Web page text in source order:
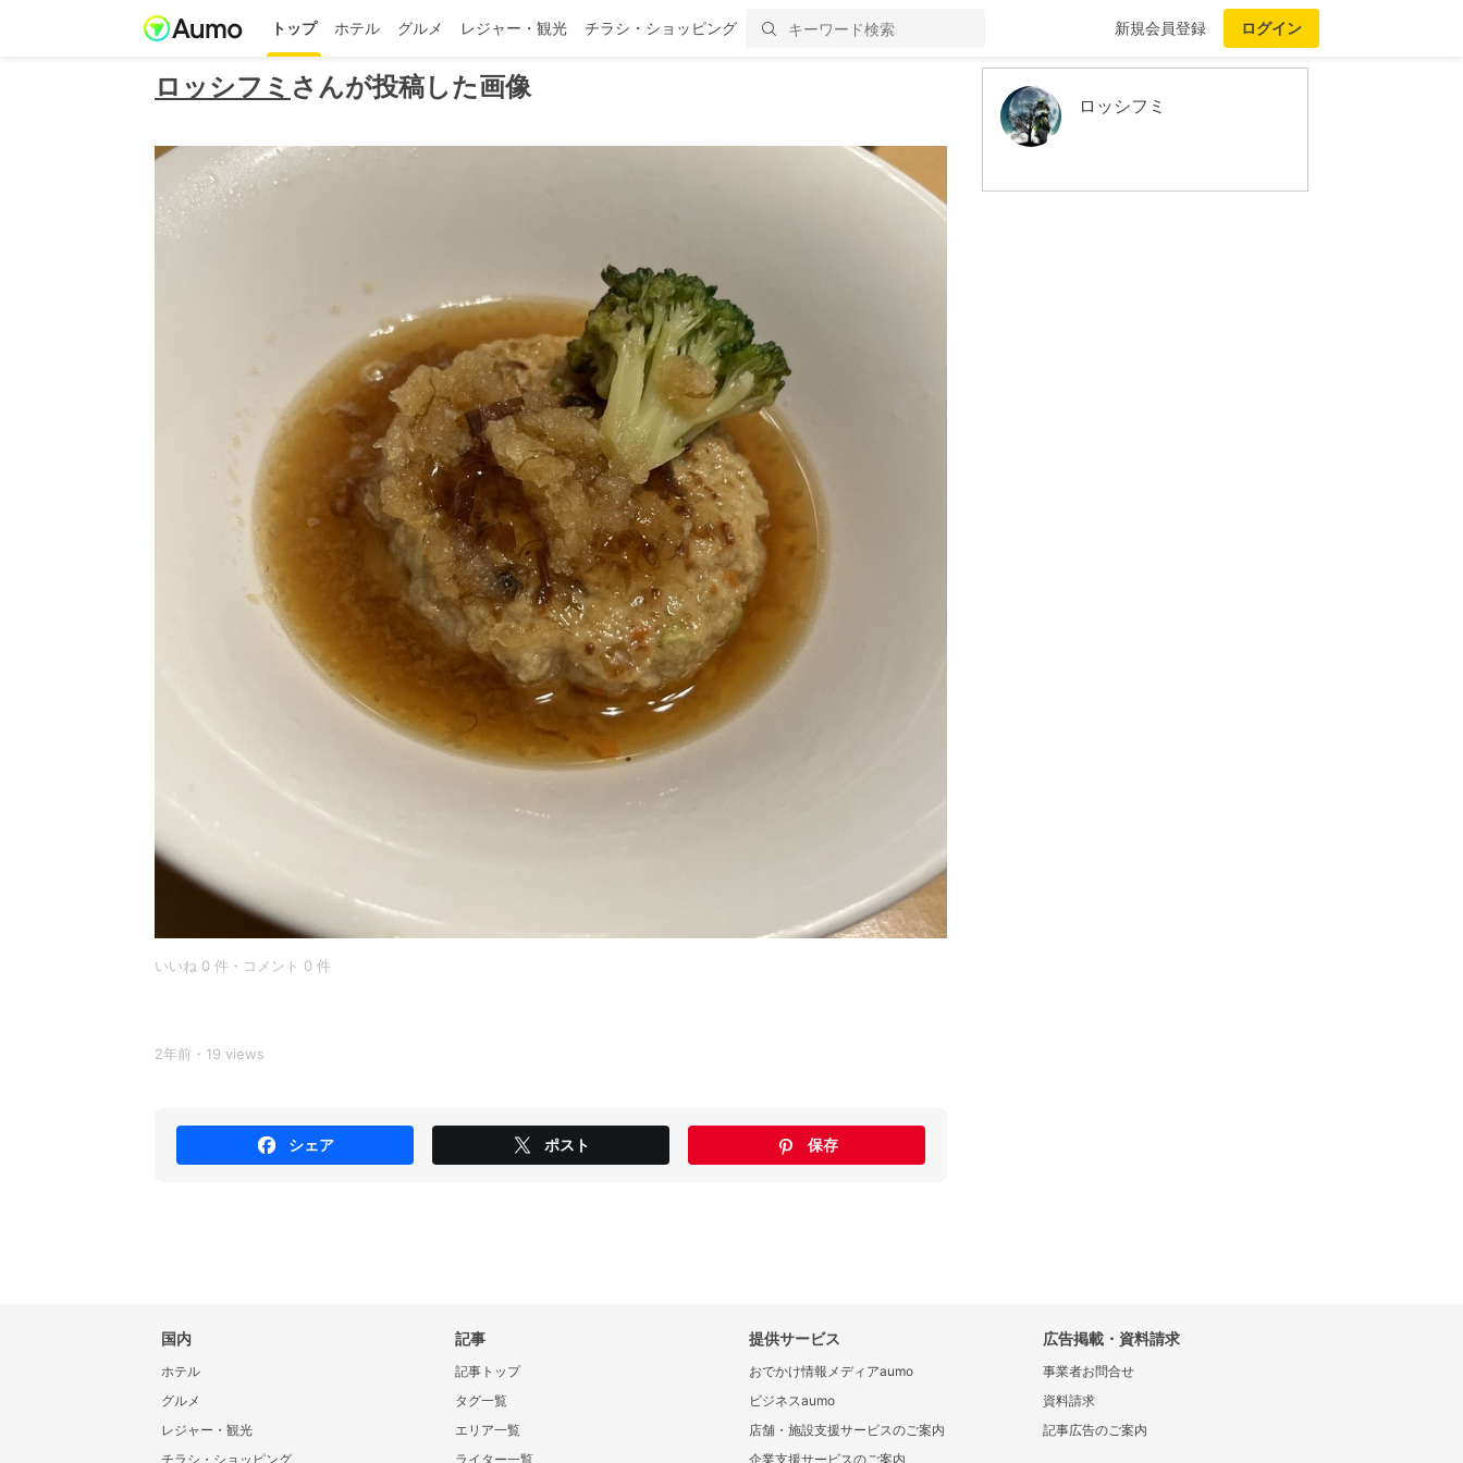
トップ ホテル グルメ レジャー・観光 チラシ・ショッピング 新規会員登録 ログイン
ロッシフミ さんが投稿した画像
いいね 0 件・コメント 0 件
2年前・19 views
シェア ポスト 保存
ロッシフミ
国内
ホテル
グルメ
レジャー・観光
チラシ・ショッピング
記事
記事トップ
タグ一覧
エリア一覧
ライター一覧
提供サービス
おでかけ情報メディアaumo
ビジネスaumo
店舗・施設支援サービスのご案内
企業支援サービスのご案内
広告掲載・資料請求
事業者お問合せ
資料請求
記事広告のご案内